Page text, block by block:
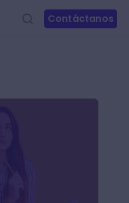
Contáctanos
y colaborativo ¿Cuál es